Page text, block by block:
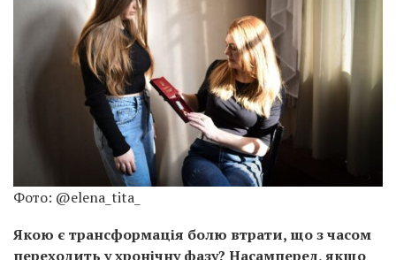
Фото: @elena_tita_
Якою є трансформація болю втрати, що з часом
переходить у хронічну фазу? Насамперед, якщо